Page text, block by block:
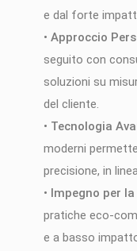
e dal forte
• Approccio
seguito con
soluzioni su
del cliente.
• Tecnologia
moderni
precisione, in
• Impegno per
pratiche eco-
e a basso